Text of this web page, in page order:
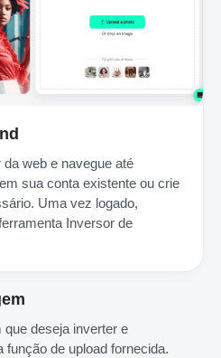
web e navegue até
sua conta existente ou crie
Uma vez logado,
Inversor de
que deseja inverter e
função de upload fornecida.